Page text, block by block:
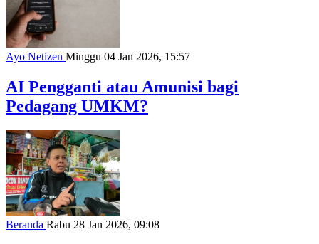
Ayo Netizen Minggu 04 Jan 2026, 15:57
AI Pengganti atau Amunisi bagi
Pedagang UMKM?
Beranda Rabu 28 Jan 2026, 09:08